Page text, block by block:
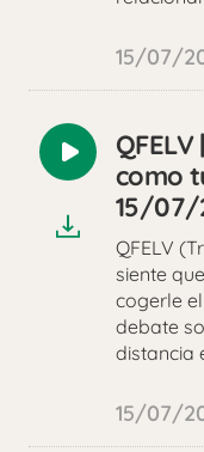
15/07/
Reproducir
audiocomo
15/07/
QFELV
siente
cogerle
debate
distancia
15/07/